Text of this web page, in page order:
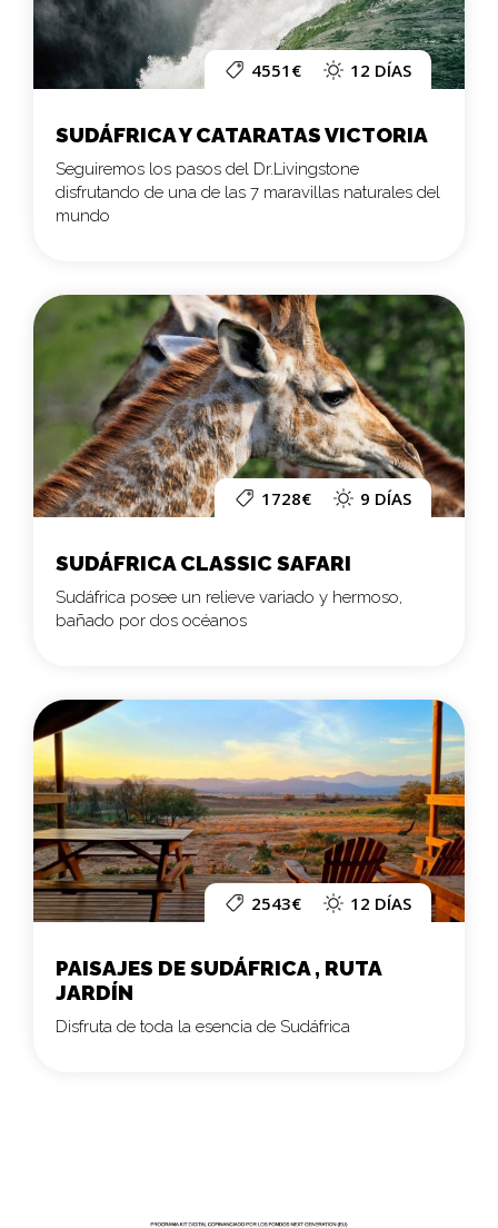
4551€ 12 DÍAS
SUDÁFRICA Y CATARATAS VICTORIA
Seguiremos los pasos del Dr.Livingstone
disfrutando de una de las 7 maravillas naturales del
mundo
1728€ 9 DÍAS
SUDÁFRICA CLASSIC SAFARI
Sudáfrica posee un relieve variado y hermoso,
bañado por dos océanos
2543€ 12 DÍAS
PAISAJES DE SUDÁFRICA , RUTA
JARDÍN
Disfruta de toda la esencia de Sudáfrica